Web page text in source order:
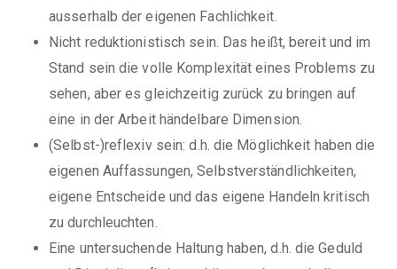
ausserhalb der eigenen Fachlichkeit.
Nicht reduktionistisch sein. Das heißt, bereit und im
Stand sein die volle Komplexität eines Problems zu
sehen, aber es gleichzeitig zurück zu bringen auf
eine in der Arbeit händelbare Dimension.
(Selbst-)reflexiv sein: d.h. die Möglichkeit haben die
eigenen Auffassungen, Selbstverständlichkeiten,
eigene Entscheide und das eigene Handeln kritisch
zu durchleuchten.
Eine untersuchende Haltung haben, d.h. die Geduld